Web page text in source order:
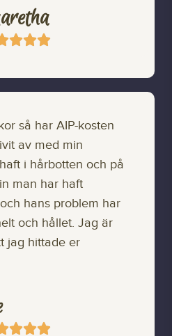

så har AIP-kosten
av med min
i hårbotten och på
man har haft
hans problem har
och hållet. Jag är
jag hittade er
